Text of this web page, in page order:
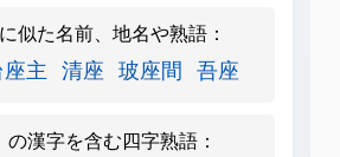
似た名前、地名や熟語：
主 清座 玻座間 吾座
の漢字を含む四字熟語：